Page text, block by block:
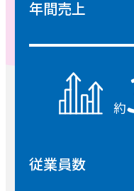
年間売上
約
従業員数